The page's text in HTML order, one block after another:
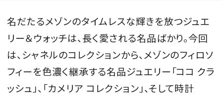
WEDDING
FORTUNE
SDGs
名だたるメゾンのタイムレスな輝きを放つジュエ
リー＆ウォッチは、長く愛される名品ばかり。今回
は、シャネルのコレクションから、メゾンのフィロソ
フィーを色濃く継承する名品ジュエリー「ココ クラ
ッシュ」、「カメリア コレクション」、そして時計